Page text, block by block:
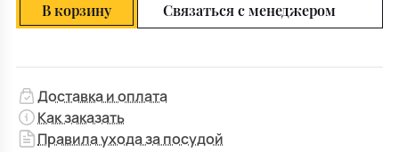
В корзину Связаться с менеджером
Доставка и оплата
Как заказать
Правила ухода за посудой